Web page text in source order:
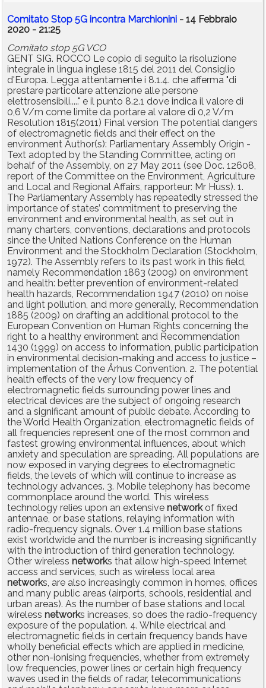
Comitato Stop 5G incontra Marchionini - 14 Febbraio
2020 - 21:25
Comitato stop 5G VCO
GENT SIG. ROCCO Le copio di seguito la risoluzione
integrale in lingua inglese 1815 del 2011 del Consiglio
d'Europa. Legga attentamente i 8.1.4. che afferma "di
prestare particolare attenzione alle persone
elettrosensibili....." e il punto 8.2.1 dove indica il valore di
0,6 V/m come limite da portare al valore di 0,2 V/m
Resolution 1815(2011) Final version The potential dangers
of electromagnetic fields and their effect on the
environment Author(s): Parliamentary Assembly Origin -
Text adopted by the Standing Committee, acting on
behalf of the Assembly, on 27 May 2011 (see Doc. 12608,
report of the Committee on the Environment, Agriculture
and Local and Regional Affairs, rapporteur: Mr Huss). 1.
The Parliamentary Assembly has repeatedly stressed the
importance of states’ commitment to preserving the
environment and environmental health, as set out in
many charters, conventions, declarations and protocols
since the United Nations Conference on the Human
Environment and the Stockholm Declaration (Stockholm,
1972). The Assembly refers to its past work in this field,
namely Recommendation 1863 (2009) on environment
and health: better prevention of environment-related
health hazards, Recommendation 1947 (2010) on noise
and light pollution, and more generally, Recommendation
1885 (2009) on drafting an additional protocol to the
European Convention on Human Rights concerning the
right to a healthy environment and Recommendation
1430 (1999) on access to information, public participation
in environmental decision-making and access to justice –
implementation of the Ǻrhus Convention. 2. The potential
health effects of the very low frequency of
electromagnetic fields surrounding power lines and
electrical devices are the subject of ongoing research
and a significant amount of public debate. According to
the World Health Organization, electromagnetic fields of
all frequencies represent one of the most common and
fastest growing environmental influences, about which
anxiety and speculation are spreading. All populations are
now exposed in varying degrees to electromagnetic
fields, the levels of which will continue to increase as
technology advances. 3. Mobile telephony has become
commonplace around the world. This wireless
technology relies upon an extensive networkof fixed
antennae, or base stations, relaying information with
radio-frequency signals. Over 1.4 million base stations
exist worldwide and the number is increasing significantly
with the introduction of third generation technology.
Other wireless networks that allow high-speed Internet
access and services, such as wireless local area
networks, are also increasingly common in homes, offices
and many public areas (airports, schools, residential and
urban areas). As the number of base stations and local
wireless networks increases, so does the radio-frequency
exposure of the population. 4. While electrical and
electromagnetic fields in certain frequency bands have
wholly beneficial effects which are applied in medicine,
other non-ionising frequencies, whether from extremely
low frequencies, power lines or certain high frequency
waves used in the fields of radar, telecommunications